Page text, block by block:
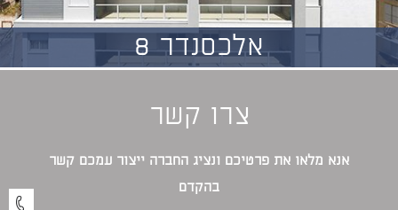
אלכסנדר 8
צרו קשר
אנא מלאו את פרטיכם ונציג החברה ייצור עמכם קשר
בהקדם‎